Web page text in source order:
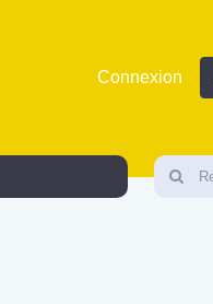
Connexion